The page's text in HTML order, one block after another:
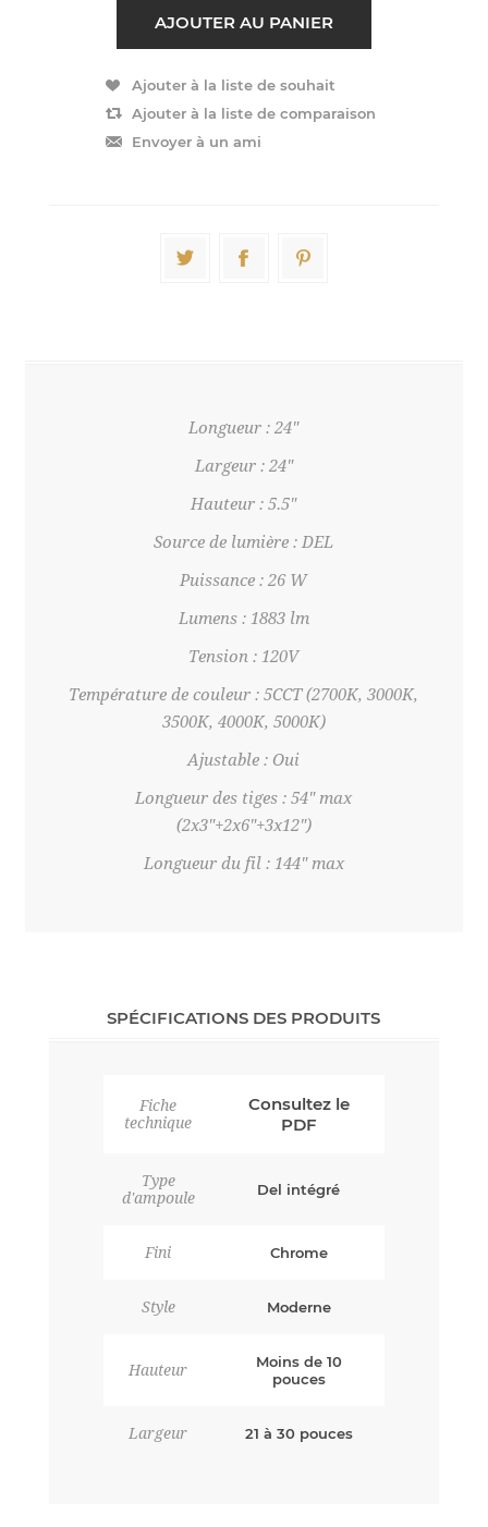
Longueur : 24"
Largeur : 24"
Hauteur : 5.5"
Source de lumière : DEL
Puissance : 26 W
Lumens : 1883 lm
Tension : 120V
Température de couleur : 5CCT (2700K, 3000K,
3500K, 4000K, 5000K)
Ajustable : Oui
Longueur des tiges : 54" max
(2x3"+2x6"+3x12")
Longueur du fil : 144" max
SPÉCIFICATIONS DES PRODUITS
Fiche
technique
Consultez le
PDF
Type
d'ampoule
Del intégré
Fini Chrome
Style Moderne
Hauteur
Moins de 10
pouces
Largeur 21 à 30 pouces